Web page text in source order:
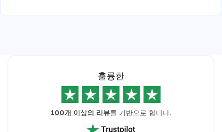
훌륭한
100개 이상의 리뷰를 기반으로 합니다.